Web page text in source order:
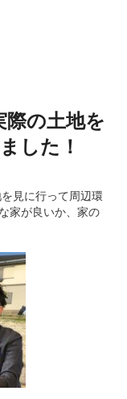
際の土地を
した！
見に行って周辺環
家が良いか、家の